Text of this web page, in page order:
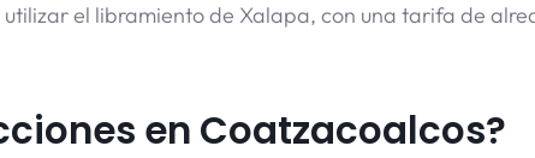
el libramiento de Xalapa, con una tarifa de
en Coatzacoalcos?